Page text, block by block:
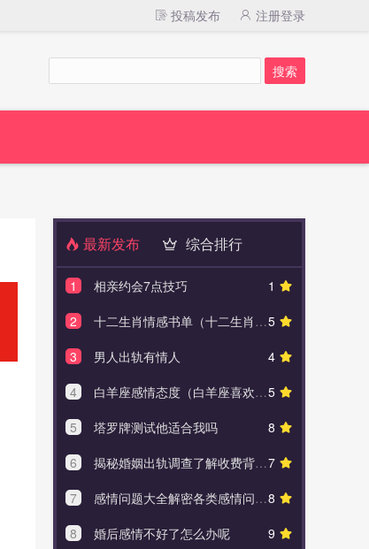
投稿发布 注册登录
最新发布 综合排行
1
1
相亲约会7点技巧
5
2
十二生肖情感书单（十二生肖的爱情漩涡）
4
3
男人出轨有情人
5
4
白羊座感情态度（白羊座喜欢一个人的表现）
8
5
塔罗牌测试他适合我吗
7
6
揭秘婚姻出轨调查了解收费背后的真相，男人出轨背后的真相是什么
8
7
感情问题大全解密各类感情问题，自己的感情问题如何处理
9
8
婚后感情不好了怎么办呢